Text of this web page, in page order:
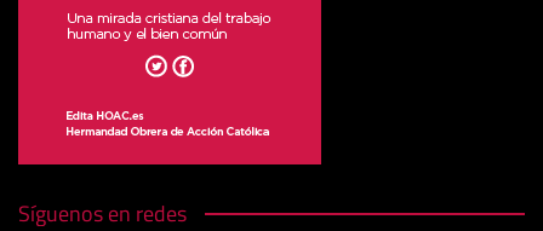
Síguenos en redes